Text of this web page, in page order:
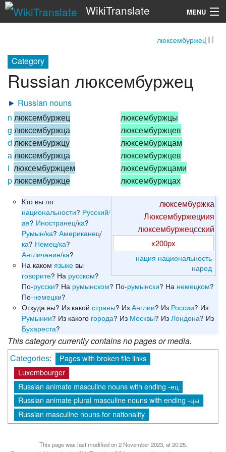
WikiTranslate MENU
люксембуржец
Category
Russian люксембуржец
► Russian nouns
n люксембуржец
g люксембуржца
d люксембуржцу
aлюксембуржца
i люксембуржцем
pлюксембуржце
люксембуржцы
люксембуржцев
люксембуржцам
люксембуржцев
люксембуржцами
люксембуржцах
люксембуржка
Люксембуржециия
люксембуржецсский
x200px
нация национальность
народ
Кто вы по
национальности? Русский/
ая? Иностранец/ка?
Румын/ка?Американец/
ка? Немец/ка?
Англичанин/ка?
На какомязыке вы
говорите? На русском?
По-русски? На румынском? По-румынски? На немецком?
По-немецки?
Откуда вы? Из какойстраны? ИзАнглии? Из России? Из
Румынии? Из какого города? Из Москвы? ИзЛондона? Из
Бухареста?
This category currently contains no pages or media.
Categories:
Pages with broken file links
Luxembourger
Russian animate masculine nouns with ending -ец
Russian animate plural masculine nouns with ending -цы
Russian masculine nouns for nationality
This page was last modified on 2 November 2023, at 20:25.